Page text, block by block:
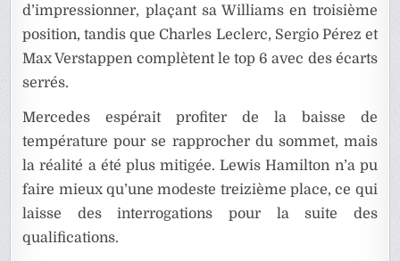
d’impressionner, plaçant sa Williams en troisième
position, tandis que Charles Leclerc, Sergio Pérez et
Max Verstappen complètent le top 6 avec des écarts
serrés.
Mercedes espérait profiter de la baisse de
température pour se rapprocher du sommet, mais
la réalité a été plus mitigée. Lewis Hamilton n’a pu
faire mieux qu’une modeste treizième place, ce qui
laisse des interrogations pour la suite des
qualifications.